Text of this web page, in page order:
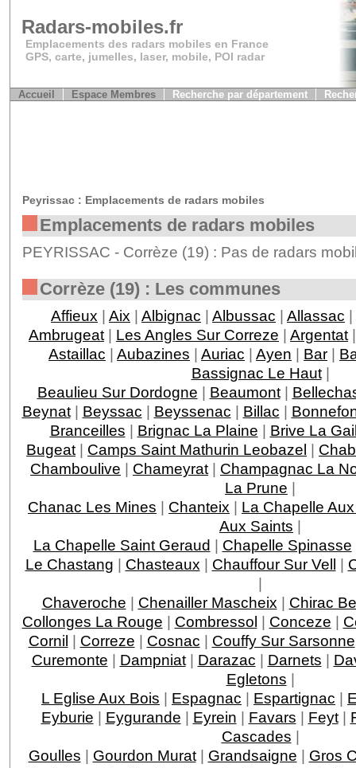
Radars-mobiles.fr
Emplacements des radars mobiles en France
GPS, carte, jumelles, laser, mobile, POI radar
Accueil Espace Membres Recherche par département
Peyrissac : Emplacements de radars mobiles
Emplacements de radars mobiles
PEYRISSAC - Corrèze (19) : Pas de radars
Corrèze (19) : Les communes
Affieux | Aix | Albignac | Albussac | Allassac |
Ambrugeat | Les Angles Sur Correze | Argentat
Astaillac | Aubazines | Auriac | Ayen | Bar |
Bassignac Le Haut|
Beaulieu Sur Dordogne | Beaumont|
Beynat| Beyssac | Beyssenac | Billac |
Branceilles | Brignac La Plaine | Brive La
Bugeat | Camps Saint Mathurin Leobazel |
Chamboulive | Chameyrat | Champagnac La
La Prune |
Chanac Les Mines | Chanteix | La Chapelle
Aux Saints |
La Chapelle Saint Geraud | Chapelle Spinasse
Le Chastang | Chasteaux | Chauffour Sur Vell |
|
Chaveroche | Chenailler Mascheix | Chirac
Collonges La Rouge | Combressol | Conceze |
Cornil | Correze | Cosnac | Couffy Sur Sarsonne
Curemonte | Dampniat| Darazac | Darnets |
Egletons |
L Eglise Aux Bois | Espagnac | Espartignac |
Eyburie | Eygurande | Eyrein | Favars | Feyt|
Cascades |
Goulles | Gourdon Murat| Grandsaigne | Gros